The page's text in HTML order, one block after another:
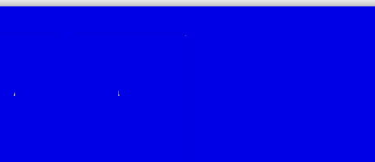
Àmbits de recerca